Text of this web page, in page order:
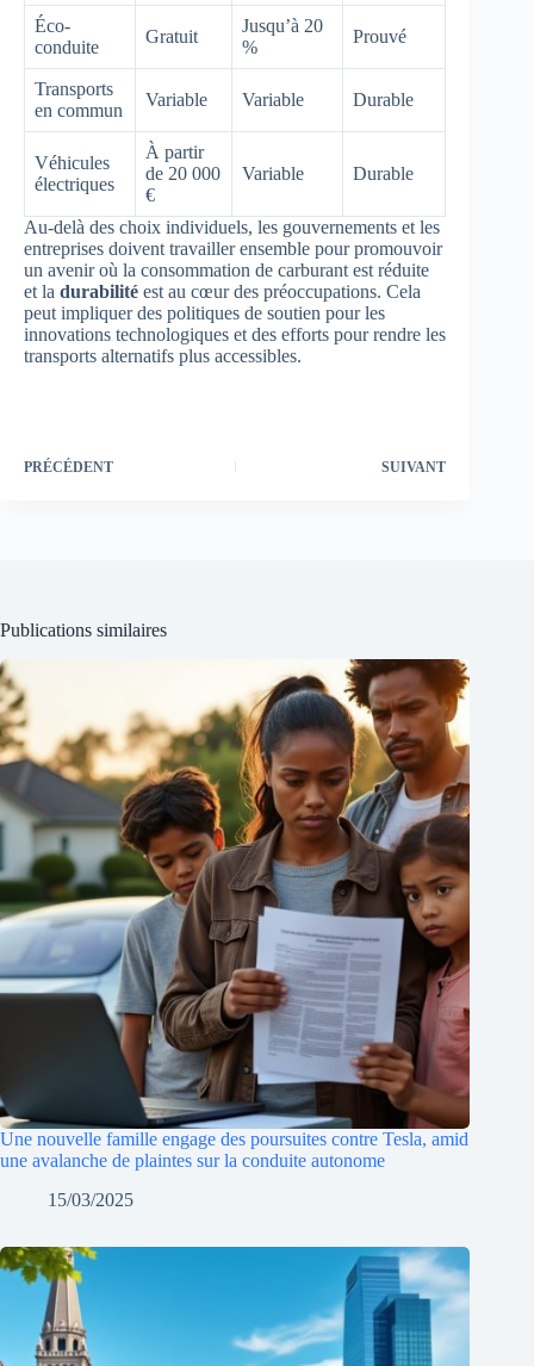
Éco-
conduite
Gratuit
Jusqu’à 20
%
Prouvé
Transports
en commun
Variable Variable Durable
Véhicules
électriques
À partir
de 20 000
€
Variable Durable
Au-delà des choix individuels, les gouvernements et les
entreprises doivent travailler ensemble pour promouvoir
un avenir où la consommation de carburant est réduite
et la durabilité est au cœur des préoccupations. Cela
peut impliquer des politiques de soutien pour les
innovations technologiques et des efforts pour rendre les
transports alternatifs plus accessibles.
PRÉCÉDENT SUIVANT
Publications similaires
Une nouvelle famille engage des poursuites contre Tesla, amid
une avalanche de plaintes sur la conduite autonome
15/03/2025